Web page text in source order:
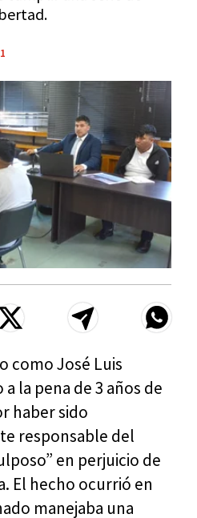
como José Luis
la pena de 3 años de
haber sido
responsable del
en perjuicio de
El hecho ocurrió en
manejaba una